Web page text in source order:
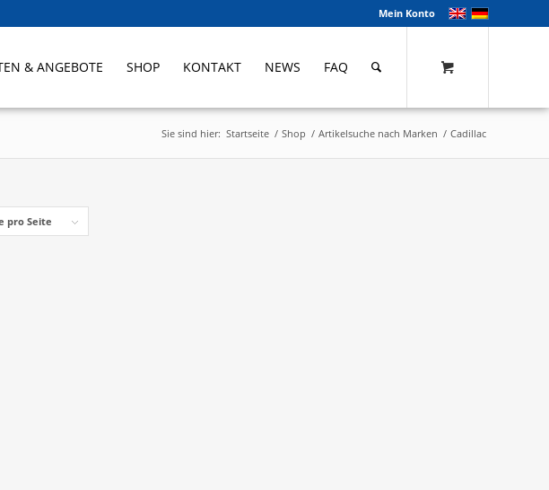
Mein Konto
& ANGEBOTE SHOP KONTAKT NEWS FAQ
Sie sind hier: Startseite / Shop / Artikelsuche nach Marken / Cadillac
pro Seite